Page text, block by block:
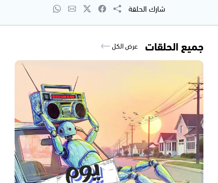
شارك الحلقة
جميع الحلقات عرض الكل